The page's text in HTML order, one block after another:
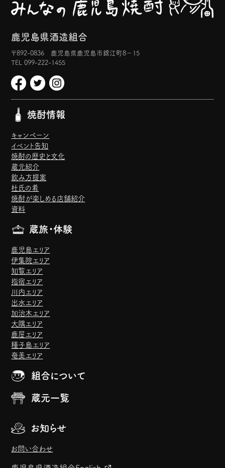
鹿児島県酒造組合
〒892-0836 鹿児島県鹿児島市錦江町8−15
TEL 099-222-1455
焼酎情報
キャンペーン
イベント告知
焼酎の歴史と文化
蔵元紹介
飲み方提案
杜氏の肴
焼酎が楽しめる店舗紹介
資料
蔵旅・体験
鹿児島エリア
伊集院エリア
知覧エリア
指宿エリア
川内エリア
出水エリア
加治木エリア
大隅エリア
鹿屋エリア
種子島エリア
奄美エリア
組合について
蔵元一覧
お知らせ
お問い合わせ